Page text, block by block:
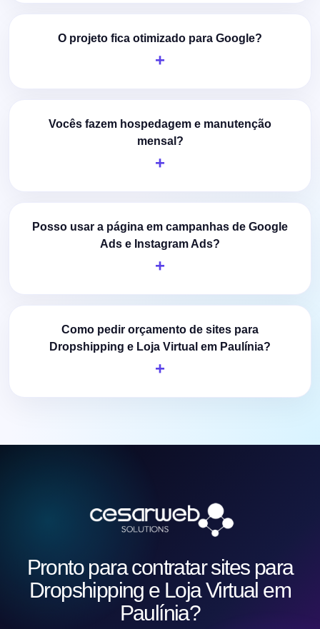
O projeto fica otimizado para Google?
Vocês fazem hospedagem e manutenção
mensal?
Posso usar a página em campanhas de Google
Ads e Instagram Ads?
Como pedir orçamento de sites para
Dropshipping e Loja Virtual em Paulínia?
Pronto para contratar sites para
Dropshipping e Loja Virtual em
Paulínia?